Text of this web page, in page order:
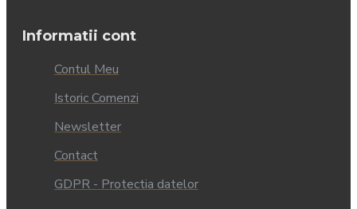
Informatii cont
Contul Meu
Istoric Comenzi
Newsletter
Contact
GDPR - Protectia datelor